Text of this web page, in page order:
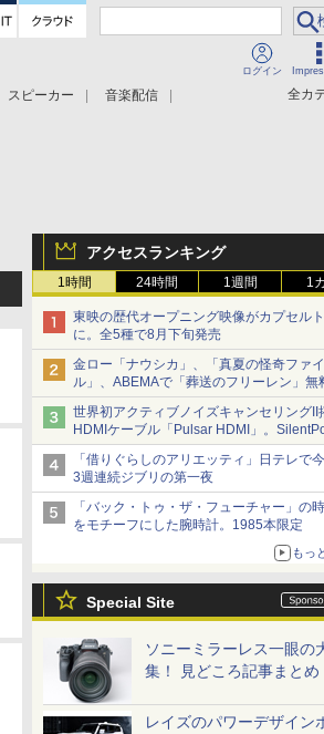
ログイン
全カ
スピーカー
音楽配信
アクセスランキング
1時間 24時間 1週間 1
東映の歴代オープニング映像がカプセル
に。全5種で8月下旬発売
金ロー「ナウシカ」、「真夏の怪奇ファイ
ル」、ABEMAで「葬送のフリーレン」無
など。夏の特番・配信情報
世界初アクティブノイズキャンセリングII
HDMIケーブル「Pulsar HDMI」。
から
「借りぐらしのアリエッティ」日テレで今
3週連続ジブリの第一夜
「バック・トゥ・ザ・フューチャー」の
をモチーフにした腕時計。1985本限定
もっ
Special Site
ソニーミラーレス一眼の
集！ 見どころ記事まとめ
レイズのパワーデザイン